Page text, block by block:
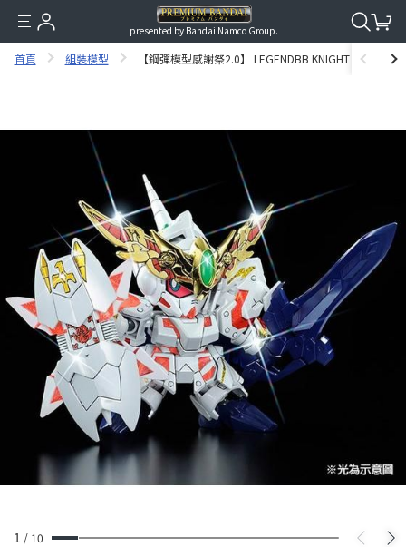
presented by Bandai Namco Group.
首頁 組裝模型 【鋼彈模型感謝祭2.0】 LEGENDBB KNIGHT UNICORN
1 / 10